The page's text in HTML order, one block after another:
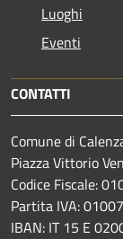
Luoghi
Eventi
CONTATTI
Comune di
Piazza Vittorio
Codice Fiscale:
Partita IVA:
IBAN: IT 15 E